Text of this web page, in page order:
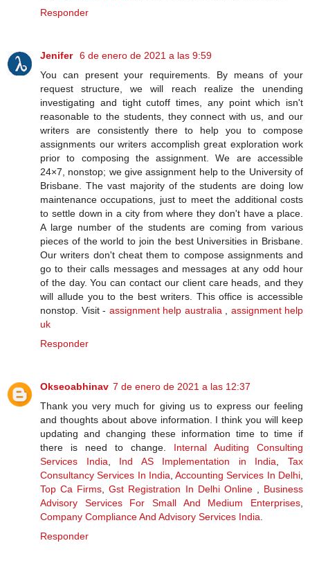
Responder
Jenifer 6 de enero de 2021 a las 9:59
You can present your requirements. By means of your
request structure, we will reach realize the unending
investigating and tight cutoff times, any point which isn't
reasonable to the students, they connect with us, and our
writers are consistently there to help you to compose
assignments our writers accomplish great exploration work
prior to composing the assignment. We are accessible
24×7, nonstop; we give assignment help to the University of
Brisbane. The vast majority of the students are doing low
maintenance occupations, just to meet the additional costs
to settle down in a city from where they don't have a place.
A large number of the students are coming from various
pieces of the world to join the best Universities in Brisbane.
Our writers don't cheat them to compose assignments and
go to their calls messages and messages at any odd hour
of the day. You can contact our client care heads, and they
will allude you to the best writers. This office is accessible
nonstop. Visit - assignment help australia
assignment help
uk
Responder
Okseoabhinav 7 de enero de 2021 a las 12:37
Thank you very much for giving us to express our feeling
and thoughts about above information. I think you will keep
updating and changing these information time to time if
there is need to change. Internal Auditing Consulting
Services India
Ind AS Implementation in India ,Tax
Consultancy Services In India ,Accounting Services In Delhi
Top Ca Firms ,Gst Registration In Delhi Online
Business
Advisory Services For Small And Medium Enterprises
Company Compliance And Advisory Services India
Responder